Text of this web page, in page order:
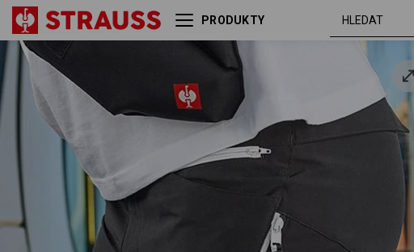
PRODUKTY
Šortky e.s.ambition